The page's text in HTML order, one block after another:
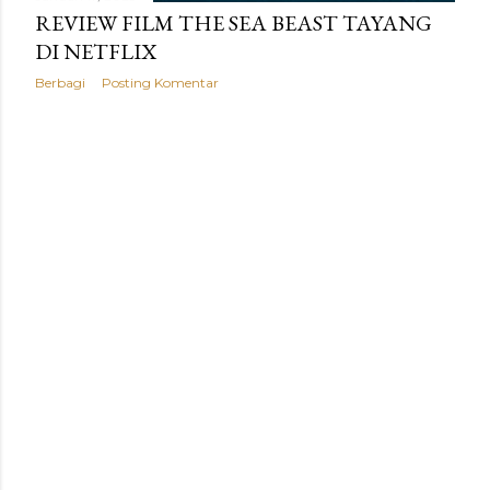
REVIEW FILM THE SEA BEAST TAYANG
DI NETFLIX
Berbagi Posting Komentar